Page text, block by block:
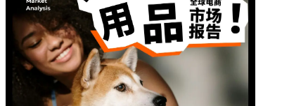
：37%
也是全球第十四个人口突破1亿的国家。据统计，埃
岁以下的人口则占了总人口的34.2%。2020年的新冠
商零售额已占到社会零售总额的2.5%，并预计将以每